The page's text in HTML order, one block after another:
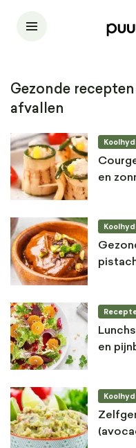
Gezonde
afvallen
en
en